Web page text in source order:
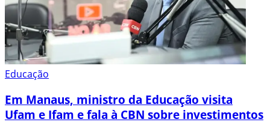
Educação
Em Manaus, ministro da Educação visita
Ufam e Ifam e fala à CBN sobre investimentos